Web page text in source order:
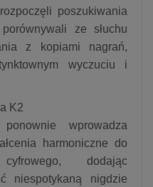
poszukiwania
ze słuchu
z kopiami nagrań,
wyczuciu i
K2
wprowadza
harmoniczne do
dodając
niespotykaną nigdzie